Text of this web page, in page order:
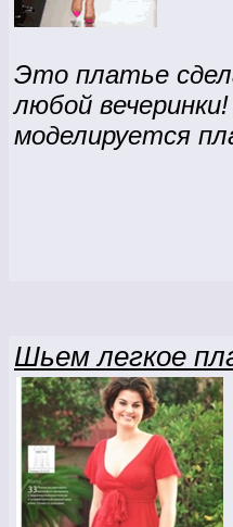
Это платье
любой
моделируется
Шьем легкое